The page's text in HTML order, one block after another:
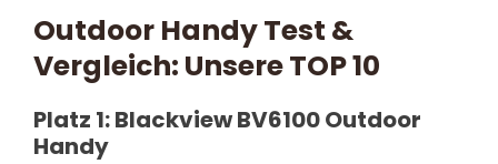
Outdoor Handy Test &
Vergleich: Unsere TOP 10
Platz 1: Blackview BV6100 Outdoor
Handy